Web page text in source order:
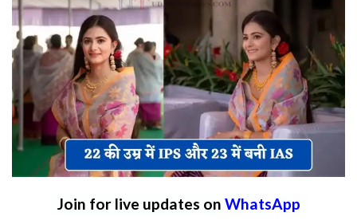
Join for live updates on WhatsApp